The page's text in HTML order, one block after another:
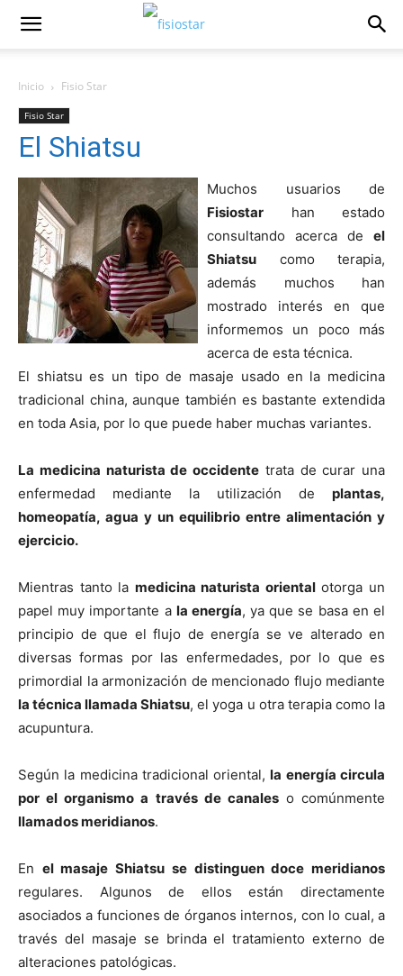
Inicio Fisio Star
Fisio Star
El Shiatsu
Muchos usuarios de
Fisiostar han estado
consultando acerca de el
Shiatsu como terapia,
además muchos han
mostrado interés en que
informemos un poco más
acerca de esta técnica.
El shiatsu es un tipo de masaje usado en la medicina
tradicional china, aunque también es bastante extendida
en toda Asia, por lo que puede haber muchas variantes.
La medicina naturista de occidente trata de curar una
enfermedad mediante la utilización de plantas,
homeopatí­a, agua y un equilibrio entre alimentación y
ejercicio.
Mientras tanto la medicina naturista orientalotorga un
papel muy importante a la energí­a, ya que se basa en el
principio de que el flujo de energí­a se ve alterado en
diversas formas por las enfermedades, por lo que es
primordial la armonización de mencionado flujo mediante
la técnica llamada Shiatsu, el yoga u otra terapia como la
acupuntura.
Según la medicina tradicional oriental,la energí­a circula
por el organismo a través de canaleso comúnmente
llamados meridianos.
En el masaje Shiatsu se distinguen doce meridianos
regulares. Algunos de ellos están directamente
asociados a funciones de órganos internos, con lo cual, a
través del masaje se brinda el tratamiento externo de
alteraciones patológicas.